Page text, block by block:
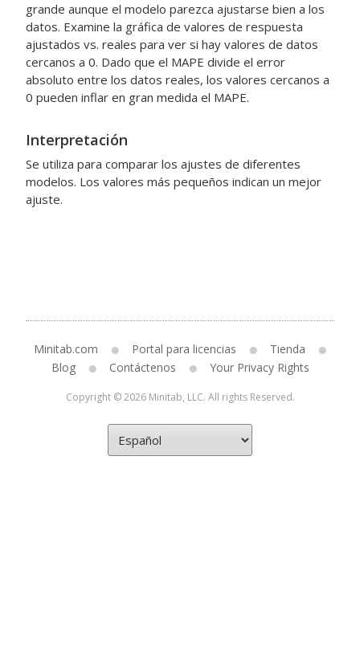
grande aunque el modelo parezca ajustarse bien a los
datos. Examine la gráfica de valores de respuesta
ajustados vs. reales para ver si hay valores de datos
cercanos a 0. Dado que el MAPE divide el error
absoluto entre los datos reales, los valores cercanos a
0 pueden inflar en gran medida el MAPE.
Interpretación
Se utiliza para comparar los ajustes de diferentes
modelos. Los valores más pequeños indican un mejor
ajuste.
Minitab.com Portal para licencias
Tienda
Blog
Contáctenos Your Privacy Rights
Copyright © 2026 Minitab, LLC. All rights Reserved.